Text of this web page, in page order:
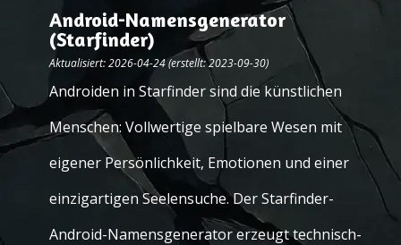
Android-Namensgenerator
(Starfinder)
Aktualisiert: 2026-04-24 (erstellt: 2023-09-30)
Androiden in Starfinder sind die künstlichen
Menschen: Vollwertige spielbare Wesen mit
eigener Persönlichkeit, Emotionen und einer
einzigartigen Seelensuche. Der Starfinder-
Android-Namensgenerator erzeugt technisch-